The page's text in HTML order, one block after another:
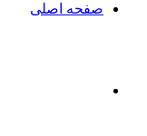
صفحه اصلی